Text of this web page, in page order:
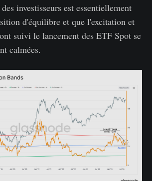
investisseurs est essentiellement
d'équilibre et que l'excitation et
suivi le lancement des ETF Spot se
calmées.